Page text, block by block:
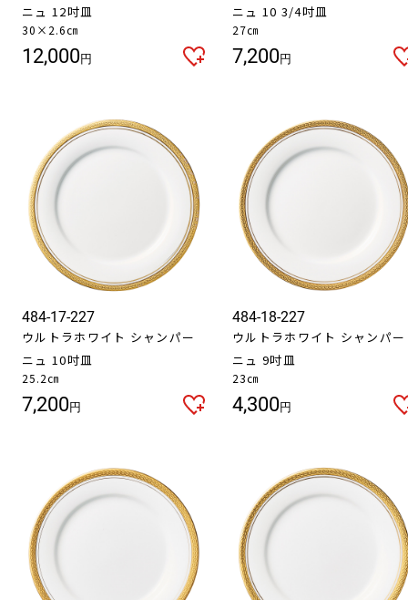
ニュ 12吋皿
30×2.6㎝
12,000円
ニュ 10 3/4吋皿
27㎝
7,200円
484-17-227
ウルトラホワイト シャンパー
ニュ 10吋皿
25.2㎝
7,200円
484-18-227
ウルトラホワイト シャンパー
ニュ 9吋皿
23㎝
4,300円